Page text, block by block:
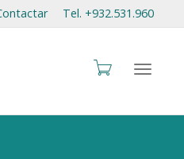
Tel. +932.531.960